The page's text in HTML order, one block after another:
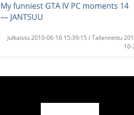
My funniest GTA IV PC moments 14
― JANTSUU
Julkaistu 2010-06-16 15:39:15 / Tallennettu